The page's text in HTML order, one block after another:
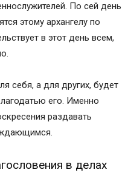
По сей день
этому архангелу по
в этот день всем,
себя, а для других, будет
его. Именно
раздавать
в делах